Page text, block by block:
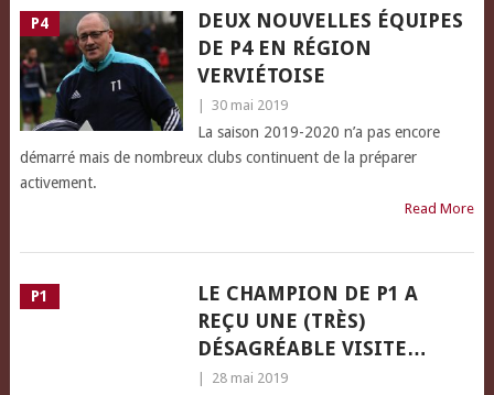
P4
DEUX NOUVELLES ÉQUIPES
DE P4 EN RÉGION
VERVIÉTOISE
30 mai 2019
La saison 2019-2020 n’a pas encore
démarré mais de nombreux clubs continuent de la préparer
activement.
Read More
P1
LE CHAMPION DE P1 A
REÇU UNE (TRÈS)
DÉSAGRÉABLE VISITE…
28 mai 2019